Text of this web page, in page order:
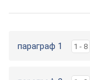
параграф 1 1 - 8